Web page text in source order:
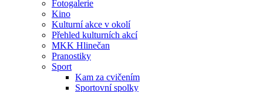
Fotogalerie
Kino
Kulturní akce v okolí
Přehled kulturních akcí
MKK Hlinečan
Pranostiky
Sport
Kam za cvičením
Sportovní spolky